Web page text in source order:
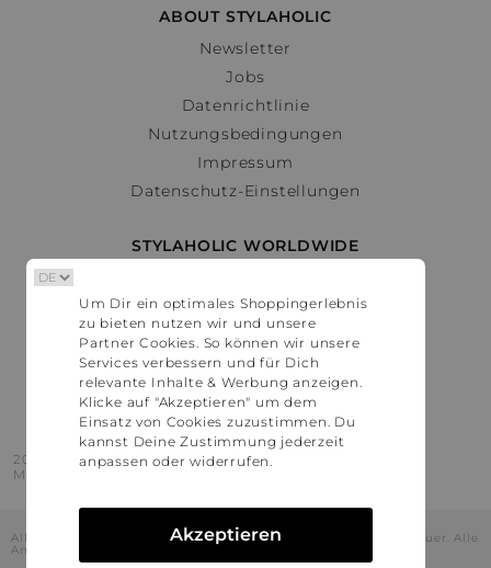
ABOUT STYLAHOLIC
Newsletter
Jobs
Datenrichtlinie
Nutzungsbedingungen
Impressum
Datenschutz-Einstellungen
STYLAHOLIC WORLDWIDE
Österreich
Schweiz
France
United States
2016 - 2026 © Stylaholic.
Made for you with love in munich.
Alle Preise inkl. der jeweils geltenden gesetzlichen Mehrwertsteuer. Alle
Angaben ohne Gewähr.
Um Dir ein optimales Shoppingerlebnis
zu bieten nutzen wir und unsere
Partner Cookies. So können wir unsere
Services verbessern und für Dich
relevante Inhalte & Werbung anzeigen.
Klicke auf "Akzeptieren" um dem
Einsatz von Cookies zuzustimmen. Du
kannst Deine Zustimmung jederzeit
anpassen oder widerrufen.
Akzeptieren